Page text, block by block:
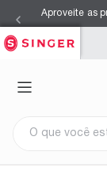
Aproveite as